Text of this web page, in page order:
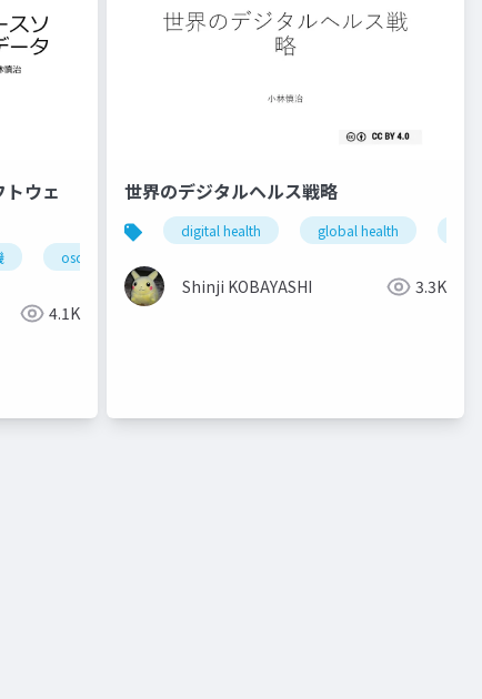
ウェ
osc
4.1K
世界のデジタルヘルス戦略
digital health global health
Shinji KOBAYASHI 3.3K